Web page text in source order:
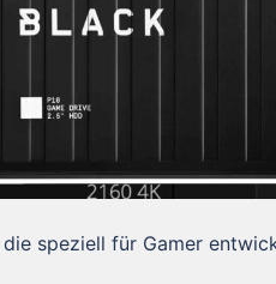
die speziell für Gamer